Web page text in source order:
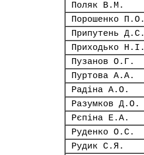
Поляк В.М.
Порошенко П.О.
Припутень Д.С.
Приходько Н.І.
Пузанов О.Г.
Пуртова А.А.
Радіна А.О.
Разумков Д.О.
Рєпіна Е.А.
Руденко О.С.
Рудик С.Я.